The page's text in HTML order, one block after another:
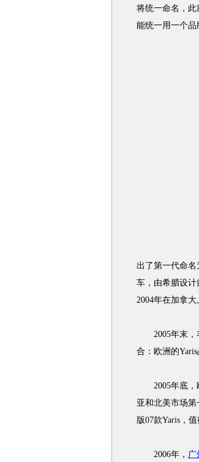
将统一命名，此
能统一用一个品
出了第一代命名
车，由希腊设计
2004年在加拿
2005年末，丰
合：欧洲的
2005年底，欧
亚和北美市场第
版07款Yaris，
2006年， 广